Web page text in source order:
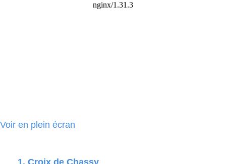
Voir en plein écran
Croix de Chassy